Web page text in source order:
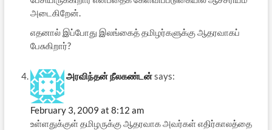
அடைகிறேன்.
எதனால் இப்போது இலங்கைத் தமிழர்களுக்கு ஆதரவாகப்
பேசுகிறார்?
அரவிந்தன் நீலகண்டன்says:
February 3, 2009 at 8:12 am
உள்ளதுக்குள் தமிழருக்கு ஆதரவாக அவர்கள் எதிர்காலத்தை